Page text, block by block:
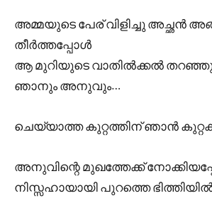
അമ്മയുടെ പേര് വിളിച്ചു അച്ഛൻ
തീർത്തപ്പോൾ
ആ മുറിയുടെ വാതിൽക്കൽ തറഞ്ഞു
ഞാനും അനുവും…
ചെയ്യാത്ത കുറ്റത്തിന് ഞാൻ
അനുവിന്റെ മുഖത്തേക്ക്
നിസ്സഹായായി പുറത്തെ ഭിത്തിയിൽ